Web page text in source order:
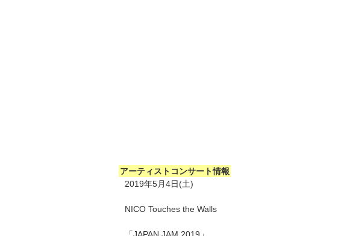
アーティストコンサート情報
2019年5月4日(土)
NICO Touches the Walls
「JAPAN JAM 2019」